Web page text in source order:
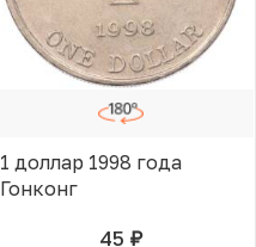
1 доллар 1998 года
Гонконг
45 руб.В КОРЗИНЕ